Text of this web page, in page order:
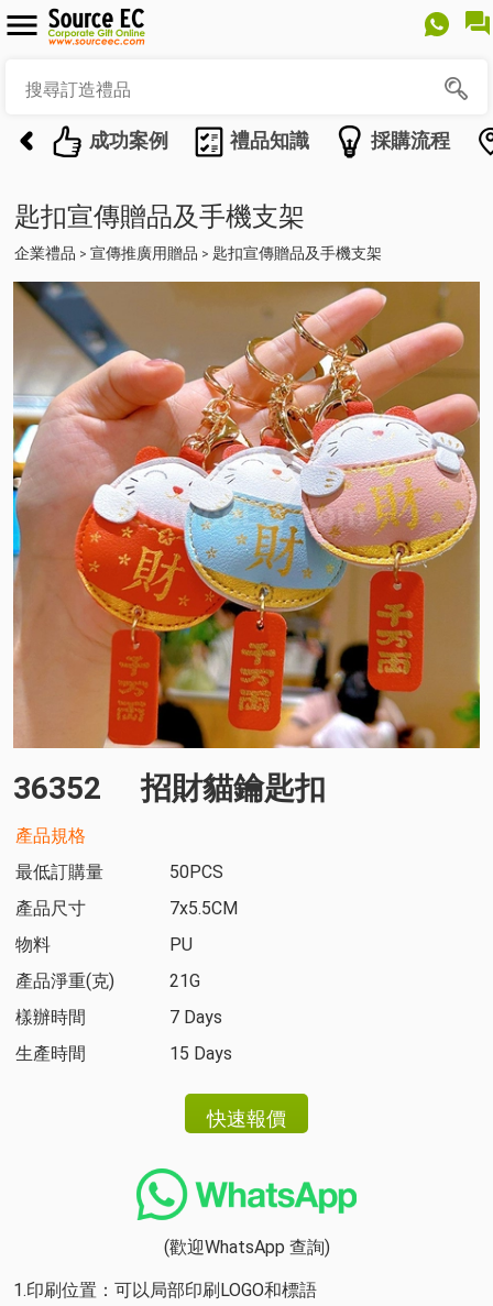
成功案例 禮品知識 採購流程
匙扣宣傳贈品及手機支架
企業禮品 > 宣傳推廣用贈品 > 匙扣宣傳贈品及手機支架
36352 招財貓鑰匙扣
產品規格
最低訂購量
50PCS
產品尺寸
7x5.5CM
物料
PU
產品淨重(克)
21G
樣辦時間
7 Days
生產時間
15 Days
(歡迎WhatsApp 查詢)
1.印刷位置：可以局部印刷LOGO和標語